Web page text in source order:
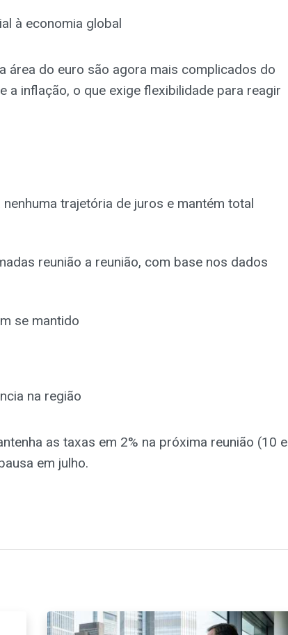
à economia global
área do euro são agora mais complicados do
a inflação, o que exige flexibilidade para reagir
trajetória de juros e mantém total
reunião a reunião, com base nos dados
se mantido
na região
as taxas em 2% na próxima reunião (10 e
em julho.